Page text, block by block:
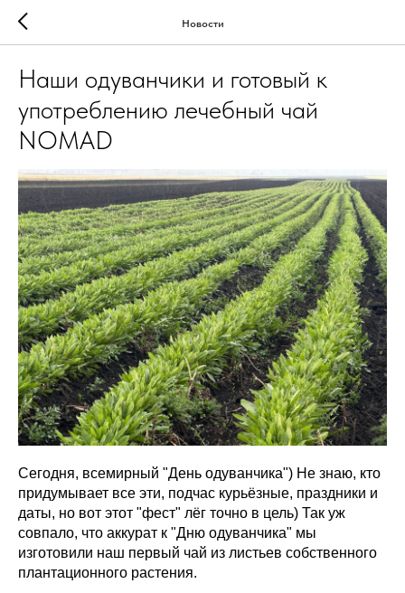
Новости
Наши одуванчики и готовый к
употреблению лечебный чай
NOMAD
Сегодня, всемирный "День одуванчика") Не знаю, кто
придумывает все эти, подчас курьёзные, праздники и
даты, но вот этот "фест" лёг точно в цель) Так уж
совпало, что аккурат к "Дню одуванчика" мы
изготовили наш первый чай из листьев собственного
плантационного растения.